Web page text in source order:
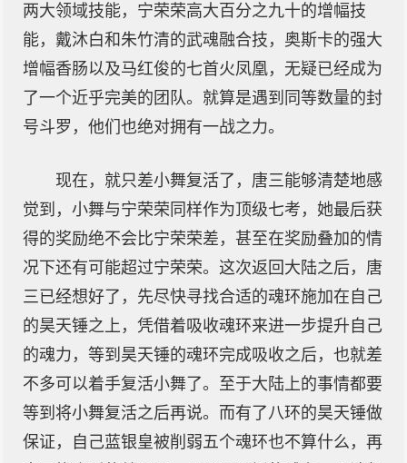
两大领域技能，宁荣荣高大百分之九十的增幅技
能，戴沐白和朱竹清的武魂融合技，奥斯卡的强大
增幅香肠以及马红俊的七首火凤凰，无疑已经成为
了一个近乎完美的团队。就算是遇到同等数量的封
号斗罗，他们也绝对拥有一战之力。
现在，就只差小舞复活了，唐三能够清楚地感
觉到，小舞与宁荣荣同样作为顶级七考，她最后获
得的奖励绝不会比宁荣荣差，甚至在奖励叠加的情
况下还有可能超过宁荣荣。这次返回大陆之后，唐
三已经想好了，先尽快寻找合适的魂环施加在自己
的昊天锤之上，凭借着吸收魂环来进一步提升自己
的魂力，等到昊天锤的魂环完成吸收之后，也就差
不多可以着手复活小舞了。至于大陆上的事情都要
等到将小舞复活之后再说。而有了八环的昊天锤做
保证，自己蓝银皇被削弱五个魂环也不算什么，再